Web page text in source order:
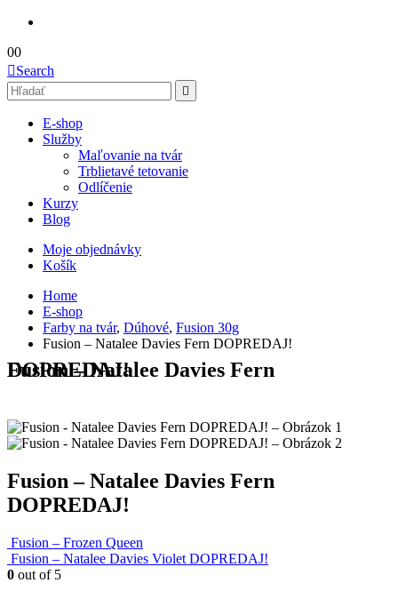
00
Search
E-shop
Služby
Maľovanie na tvár
Trblietavé tetovanie
Odlíčenie
Kurzy
Blog
Moje objednávky
Košík
Home
E-shop
Farby na tvár, Dúhové, Fusion 30g
Fusion – Natalee Davies Fern DOPREDAJ!
Fusion – Natalee Davies Fern DOPREDAJ!
Fusion – Natalee Davies Fern
DOPREDAJ!
Fusion – Frozen Queen
Fusion – Natalee Davies Violet DOPREDAJ!
0 out of 5